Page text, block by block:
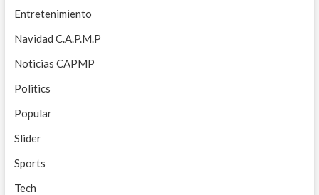
Entretenimiento
Navidad C.A.P.M.P
Noticias CAPMP
Politics
Popular
Slider
Sports
Tech